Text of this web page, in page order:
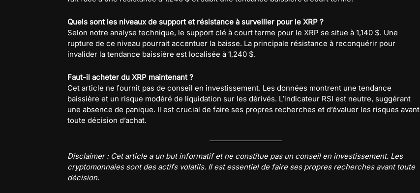
Quels sont les niveaux de support et résistance à surveiller pour le XRP ?
Selon notre analyse technique, le support clé à court terme pour le XRP se situe à 1,140 $. Une
rupture de ce niveau pourrait accentuer la baisse. La principale résistance à reconquérir pour
invalider la tendance baissière est localisée à 1,240 $.
Faut-il acheter du XRP maintenant ?
Cet article ne fournit pas de conseil en investissement. Les données montrent une tendance
baissière et un risque modéré de liquidation sur les dérivés. L’indicateur RSI est neutre, suggérant
une absence de panique. Il est crucial de faire ses propres recherches et d’évaluer les risques avant
toute décision d’achat.
Disclaimer : Cet article a un but informatif et ne constitue pas un conseil en investissement. Les
cryptomonnaies sont des actifs volatils. Il est essentiel de faire ses propres recherches avant toute
décision.